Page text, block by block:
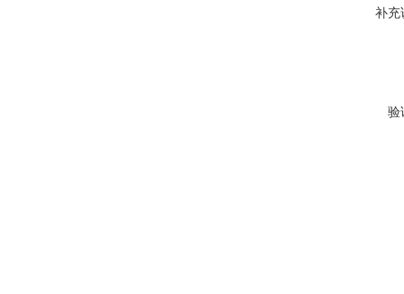
补充
验